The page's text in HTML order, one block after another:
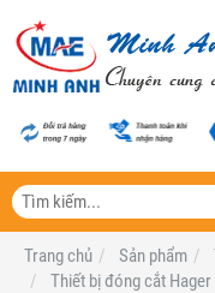
Trang chủ
Sản phẩm
Thiết bị đóng cắt